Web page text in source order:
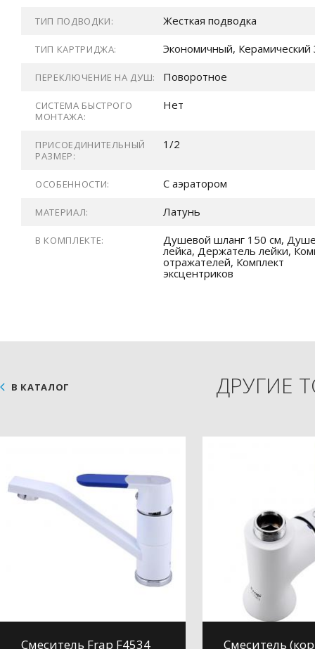
ТИП ПОДВОДКИ: Жесткая подводка
ТИП КАРТРИДЖА: Экономичный, Керамический
ПЕРЕКЛЮЧЕНИЕ НА ДУШ: Поворотное
СИСТЕМА БЫСТРОГО
МОНТАЖА:
Нет
ПРИСОЕДИНИТЕЛЬНЫЙ
РАЗМЕР:
1/2
ОСОБЕННОСТИ: С аэратором
МАТЕРИАЛ: Латунь
В КОМПЛЕКТЕ:
Душевой шланг 150 см,
лейка, Держатель лейки,
отражателей, Комплект
эксцентриков
ДРУГИЕ
В КАТАЛОГ
Смеситель Frap F4534 Смеситель